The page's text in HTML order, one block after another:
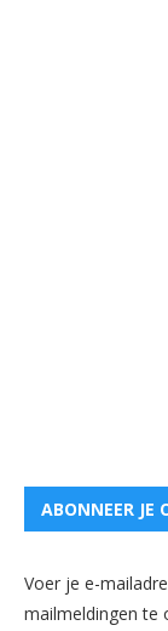
ABONNEER JE
Voer je e-
mailmeldingen te